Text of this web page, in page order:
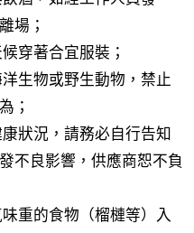
場；
著合宜服裝；
物或野生動物，禁止
；
況，請務必自行告知
不良影響，供應商恕不負
的食物（榴槤等）入